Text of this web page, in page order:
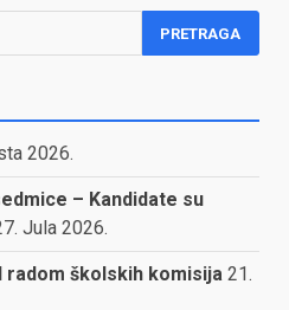
2026.
– Kandidate su
Jula 2026.
radom školskih komisija 21.